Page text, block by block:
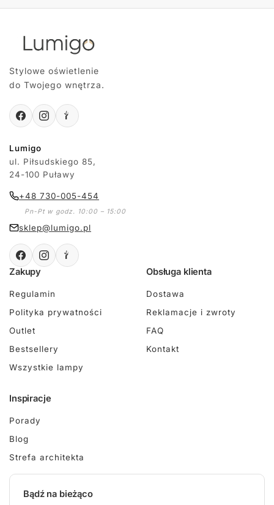
Stylowe oświetlenie
do Twojego wnętrza.
Lumigo
ul. Piłsudskiego 85,
24-100 Puławy
+48 730-005-454
Pn-Pt w godz. 10:00 – 15:00
sklep@lumigo.pl
Zakupy
Regulamin
Polityka prywatności
Outlet
Bestsellery
Wszystkie lampy
Obsługa klienta
Dostawa
Reklamacje i zwroty
FAQ
Kontakt
Inspiracje
Porady
Blog
Strefa architekta
Bądź na bieżąco